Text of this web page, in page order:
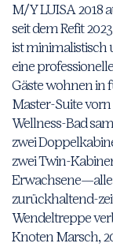
M/Y LUISA 2018
seit dem Refit
ist minimalistisch
eine
Gäste wohnen in
Master-Suite
Wellness-Bad
zwei
zwei Twin-
zurückhaltend-
Wendeltreppe
Knoten Marsch,